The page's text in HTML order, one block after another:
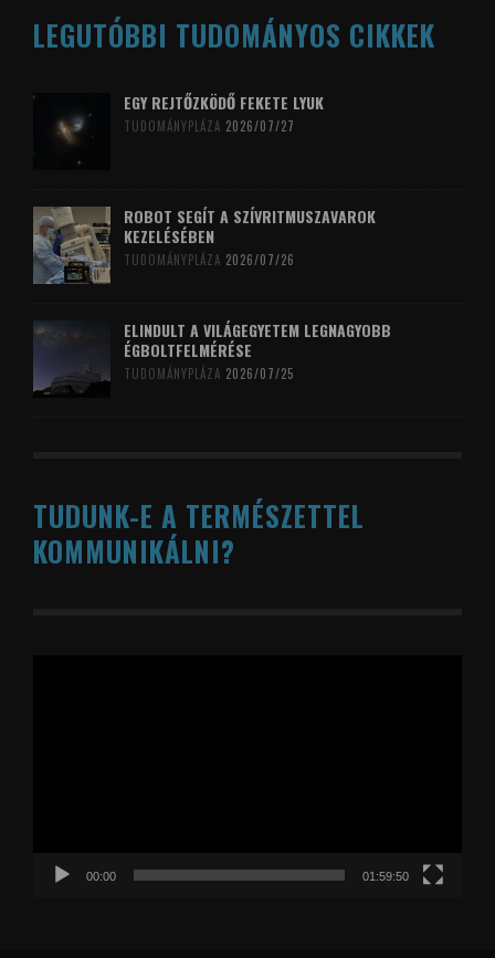
LEGUTÓBBI TUDOMÁNYOS CIKKEK
EGY REJTŐZKÖDŐ FEKETE LYUK
TUDOMÁNYPLÁZA 2026/07/27
ROBOT SEGÍT A SZÍVRITMUSZAVAROK
KEZELÉSÉBEN
TUDOMÁNYPLÁZA 2026/07/26
ELINDULT A VILÁGEGYETEM LEGNAGYOBB
ÉGBOLTFELMÉRÉSE
TUDOMÁNYPLÁZA 2026/07/25
TUDUNK-E A TERMÉSZETTEL
KOMMUNIKÁLNI?
00:00 01:59:50